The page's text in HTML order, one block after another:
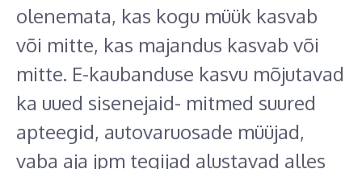
olenemata, kas kogu müük kasvab
või mitte, kas majandus kasvab või
mitte. E-kaubanduse kasvu mõjutavad
ka uued sisenejaid- mitmed suured
apteegid, autovaruosade müüjad,
vaba aja jpm tegijad alustavad alles